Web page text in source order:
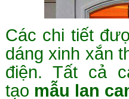
Các chi tiết
dáng xinh xắn
điện. Tất cả
tạo mẫu lan